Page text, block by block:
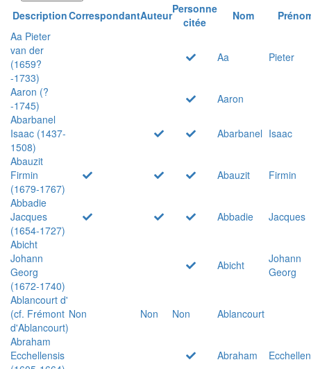
DescriptionCorrespondantAuteurPersonne
citée
Nom
Aa Pieter
van der
(1659?
-1733)
Aa Pieter
Aaron (?
-1745)
Aaron
Abarbanel
Isaac (1437-
1508)
Abarbanel Isaac
Abauzit
Firmin
(1679-1767)
Abauzit
Firmin
Abbadie
Jacques
(1654-1727)
Abbadie
Jacques
Abicht
Johann
Georg
(1672-1740)
Abicht
Johann
Georg
Ablancourt d'
(cf. Frémont
d'Ablancourt)
Non Non Non
Ablancourt
Abraham
Ecchellensis
Abraham